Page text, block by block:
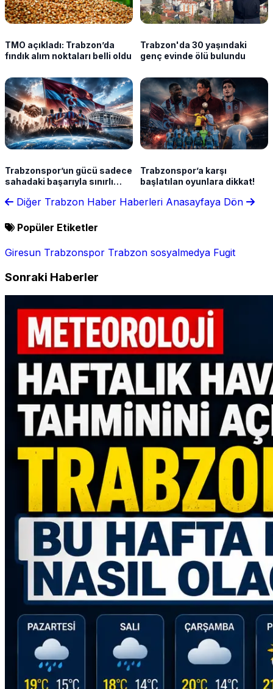
TMO açıkladı: Trabzon’da
fındık alım noktaları belli oldu
Trabzon'da 30 yaşındaki
genç evinde ölü bulundu
Trabzonspor’un gücü sadece
sahadaki başarıyla sınırlı
Trabzonspor’a karşı
başlatılan oyunlara dikkat!
Diğer Trabzon Haber Haberleri Anasayfaya Dön
Popüler Etiketler
Giresun Trabzonspor Trabzon sosyalmedya Fugit
Sonraki Haberler